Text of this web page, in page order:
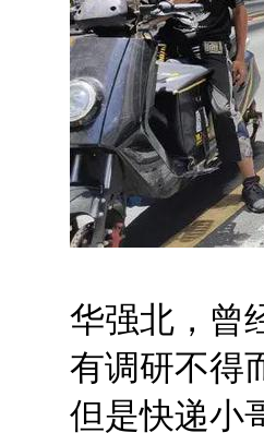
华强北，曾
有调研不得
但是快递小